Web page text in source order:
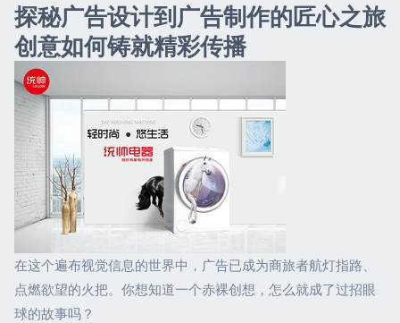
探秘广告设计到广告制作的匠心之旅
创意如何铸就精彩传播
在这个遍布视觉信息的世界中，广告已成为商旅者航灯指路、
点燃欲望的火把。你想知道一个赤裸创想，怎么就成了过招眼
球的故事吗？